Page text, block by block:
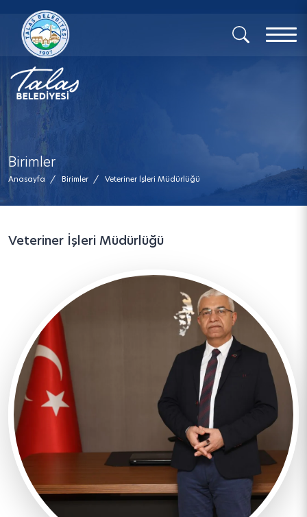
x
Birimler
Anasayfa / Birimler / Veteriner İşleri Müdürlüğü
Veteriner İşleri Müdürlüğü